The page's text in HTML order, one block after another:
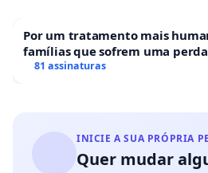
Por um tratamento mais
famílias que sofrem uma
hospitais portugueses
81 assinaturas
INICIE A SUA PRÓPRIA
Quer mudar